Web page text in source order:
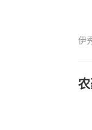
伊